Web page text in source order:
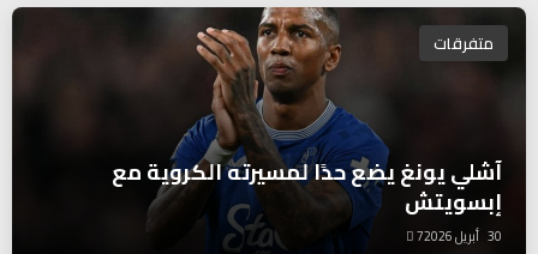
متفرقات
آشلي يونغ يضع حدًا لمسيرته الكروية مع
إبسويتش
30 أبريل 2026 7